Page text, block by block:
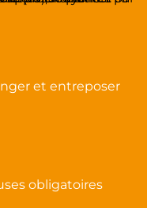
et entreposer
obligatoires